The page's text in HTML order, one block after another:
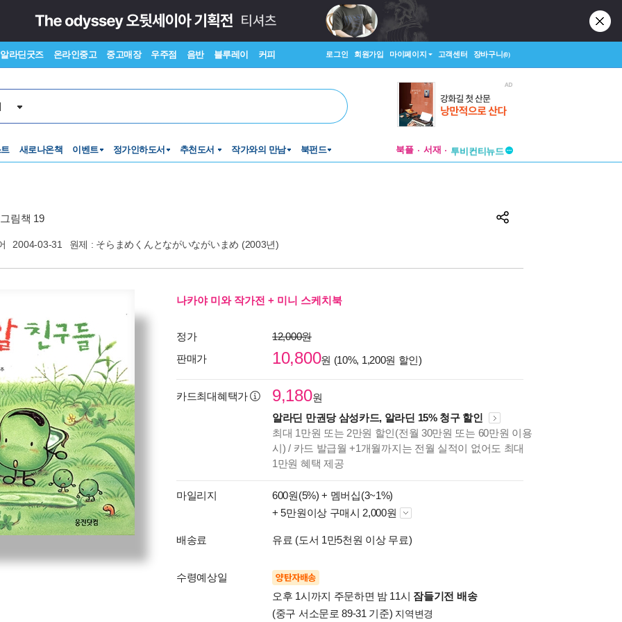
알라딘굿즈 온라인중고 중고매장 우주점 음반 블루레이 커피 로그인 회원가입 마이페이지 고객센터 장바구니(0)
새로나온책 이벤트 정가인하도서 추천도서 작가와의 만남 북펀드 북플 서재
투비컨티뉴드
림책 19
2004-03-31 원제 : そらまめくんとながいながいまめ (2003년)
나카야 미와 작가전 + 미니 스케치북
정가
12,000원
판매가
10,800원 (10%, 1,200원 할인)
카드최대혜택가 9,180원
알라딘 만권당 삼성카드, 알라딘 15% 청구 할인
최대 1만원 또는 2만원 할인(전월 30만원 또는 60만원 이용
시) / 카드 발급월 +1개월까지는 전월 실적이 없어도 최대
1만원 혜택 제공
마일리지 600원(5%) + 멤버십(3~1%)
+ 5만원이상 구매시 2,000원
배송료 유료 (도서 1만5천원 이상 무료)
수령예상일 양탄자배송
오후 1시까지 주문하면 밤 11시 잠들기전 배송
(중구 서소문로 89-31 기준) 지역변경